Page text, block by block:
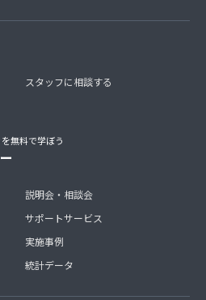
スタッフに相談する
無料で学ぼう
説明会・相談会
サポートサービス
実施事例
統計データ